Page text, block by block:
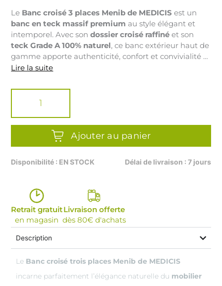
Le Banc croisé 3 places Menib de MEDICIS est un
banc en teck massif premium au style élégant et
intemporel. Avec sondossier croisé raffiné et son
teck Grade A 100% naturel, ce banc extérieur haut de
gamme apporte authenticité, confort et convivialité à
tous les espaces extérieurs. Idéal pour une
finition haut de gamme et sa grande résistance aux
intempéries.
Lire la suite
de
3
Ajouter au panier
Disponibilité : EN STOCK Délai de livraison : 7 jours
Retrait gratuit
en magasin
Livraison offerte
dès 80€ d'achats
Description
Le Banc croisé trois places Menib de MEDICIS
incarne parfaitement l’élégance naturelle du mobilier